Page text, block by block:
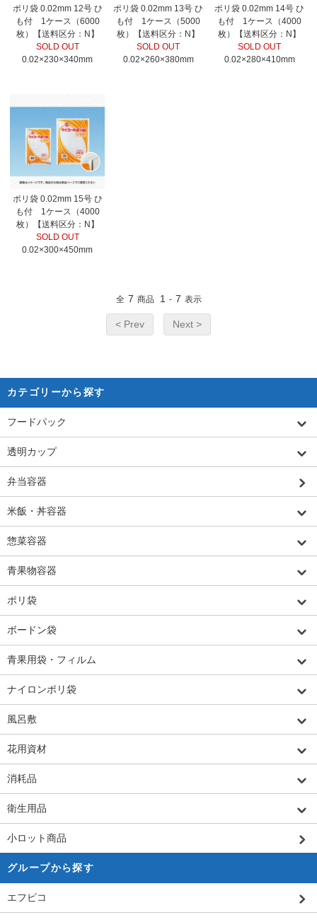
ポリ袋 0.02mm 12号 ひ
も付 1ケース（6000
枚）【送料区分：N】
SOLD OUT
0.02×230×340mm
ポリ袋 0.02mm 13号 ひ
も付 1ケース（5000
枚）【送料区分：N】
SOLD OUT
0.02×260×380mm
ポリ袋 0.02mm 14号 ひ
も付 1ケース（4000
枚）【送料区分：N】
SOLD OUT
0.02×280×410mm
ポリ袋 0.02mm 15号 ひ
も付 1ケース（4000
枚）【送料区分：N】
SOLD OUT
0.02×300×450mm
全 7 商品 1 - 7 表示
< Prev Next >
カテゴリーから探す
フードパック
透明カップ
弁当容器
米飯・丼容器
惣菜容器
青果物容器
ポリ袋
ボードン袋
青果用袋・フィルム
ナイロンポリ袋
風呂敷
花用資材
消耗品
衛生用品
小ロット商品
グループから探す
エフピコ